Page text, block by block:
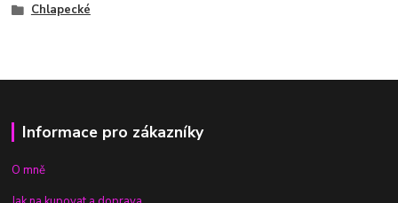
Chlapecké
Informace pro zákazníky
O mně